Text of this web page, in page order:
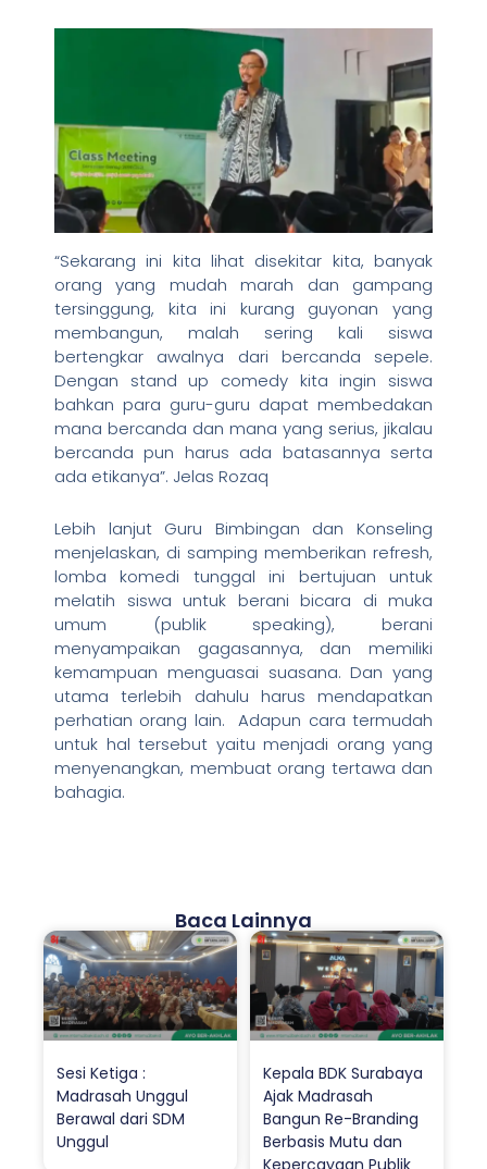
“Sekarang ini kita lihat disekitar kita, banyak
orang yang mudah marah dan gampang
tersinggung, kita ini kurang guyonan yang
membangun, malah sering kali siswa
bertengkar awalnya dari bercanda sepele.
Dengan stand up comedy kita ingin siswa
bahkan para guru-guru dapat membedakan
mana bercanda dan mana yang serius, jikalau
bercanda pun harus ada batasannya serta
ada etikanya”. Jelas Rozaq
Lebih lanjut Guru Bimbingan dan Konseling
menjelaskan, di samping memberikan refresh,
lomba komedi tunggal ini bertujuan untuk
melatih siswa untuk berani bicara di muka
umum (publik speaking), berani
menyampaikan gagasannya, dan memiliki
kemampuan menguasai suasana. Dan yang
utama terlebih dahulu harus mendapatkan
perhatian orang lain. Adapun cara termudah
untuk hal tersebut yaitu menjadi orang yang
menyenangkan, membuat orang tertawa dan
bahagia.
Baca Lainnya
Sesi Ketiga :
Madrasah Unggul
Berawal dari SDM
Unggul
Kepala BDK Surabaya
Ajak Madrasah
Bangun Re-Branding
Berbasis Mutu dan
Kepercayaan Publik